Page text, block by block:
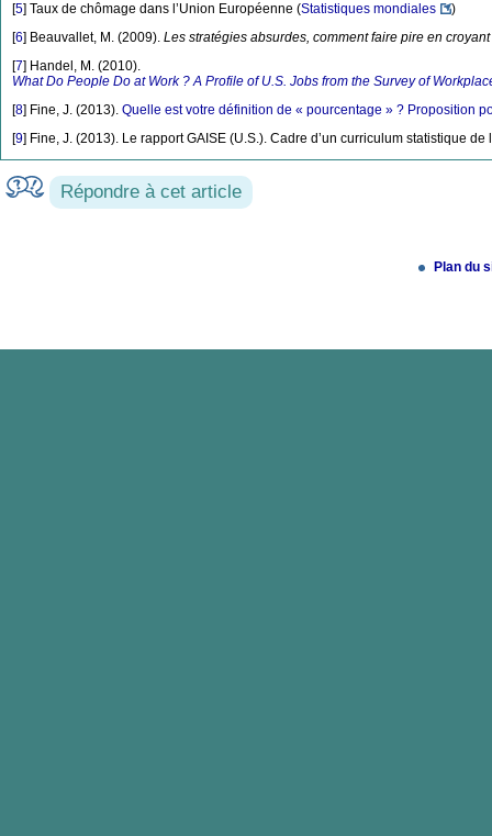
[5] Taux de chômage dans l’Union Européenne (Statistiques mondiales
)
[6] Beauvallet, M. (2009). Les stratégies absurdes, comment faire pire en
[7] Handel, M. (2010).
What Do People Do at Work ? A Profile of U.S. Jobs from the Survey of
[8] Fine, J. (2013). Quelle est votre définition de « pourcentage » ? Proposition
[9] Fine, J. (2013). Le rapport GAISE (U.S.). Cadre d’un curriculum statistique
Répondre à cet article
Plan du